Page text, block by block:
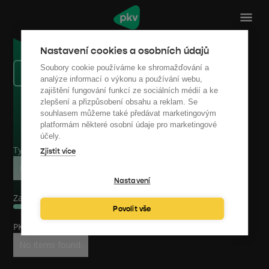
Nastavení cookies a osobních údajů
Soubory cookie používáme ke shromažďování a
analýze informací o výkonu a používání webu,
zajištění fungování funkcí ze sociálních médií a ke
zlepšení a přizpůsobení obsahu a reklam. Se
souhlasem můžeme také předávat marketingovým
platformám některé osobní údaje pro marketingové
účely.
Zjistit více
Nastavení
Povolit vše
Zpět na reference
Typ zakázky
Začátek spolupráce
PKV specialisté